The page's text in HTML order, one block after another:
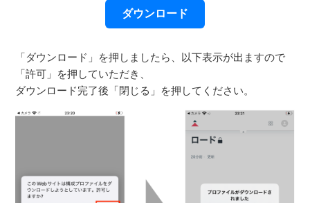
ダウンロード
「ダウンロード」を押しましたら、以下表示が出ますので
「許可」を押していただき、
ダウンロード完了後「閉じる」を押してください。